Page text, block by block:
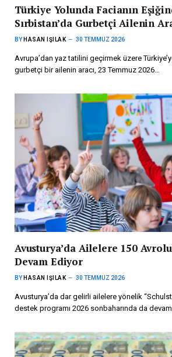
Türkiye Yolunda Facianın
Sırbistan’da Gurbetçi Ailenin
BY HASAN IŞILAK 30 TEMMUZ 2026
Avrupa’dan yaz tatilini geçirmek üzere
gurbetçi bir ailenin aracı, 23 Temmuz 2026…
Avusturya’da Ailelere 150
Devam Ediyor
BY HASAN IŞILAK 30 TEMMUZ 2026
Avusturya’da dar gelirli ailelere yönelik
destek programı 2026 sonbaharında da